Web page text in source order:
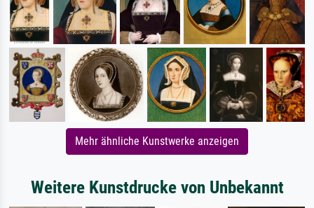
Mehr ähnliche Kunstwerke anzeigen
Weitere Kunstdrucke von Unbekannt